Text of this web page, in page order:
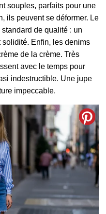
souples, parfaits pour une
ils peuvent se déformer. Le
de qualité : un
Enfin, les denims
de la crème. Très
avec le temps pour
indestructible. Une jupe
impeccable.